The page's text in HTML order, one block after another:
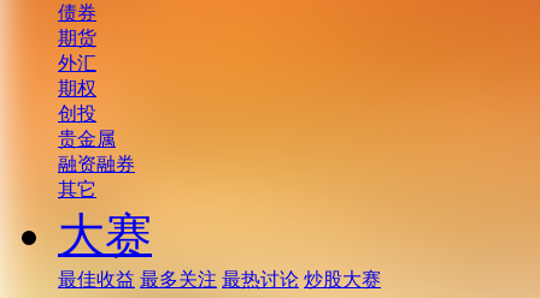
债券
期货
外汇
期权
创投
贵金属
融资融券
其它
大赛
最佳收益 最多关注 最热讨论 炒股大赛